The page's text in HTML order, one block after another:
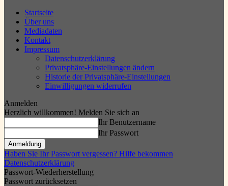
Startseite
Über uns
Mediadaten
Kontakt
Impressum
Datenschutzerklärung
Privatsphäre-Einstellungen ändern
Historie der Privatsphäre-Einstellungen
Einwilligungen widerrufen
Anmelden
Herzlich willkommen! Melden Sie sich an
Ihr Benutzername
Ihr Passwort
Haben Sie Ihr Passwort vergessen? Hilfe bekommen
Datenschutzerklärung
Passwort-Wiederherstellung
Passwort zurücksetzen